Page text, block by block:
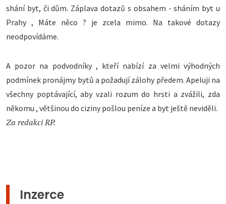
shání byt, či dům. Záplava dotazů s obsahem - sháním byt u
Prahy , Máte něco ? je zcela mimo. Na takové dotazy
neodpovídáme.
A pozor na podvodníky , kteří nabízí za velmi výhodných
podmínek pronájmy bytů a požadují zálohy předem. Apeluji na
všechny poptávající, aby vzali rozum do hrsti a zvážili, zda
někomu , většinou do ciziny pošlou peníze a byt ještě neviděli.
Za redakci RP.
Inzerce